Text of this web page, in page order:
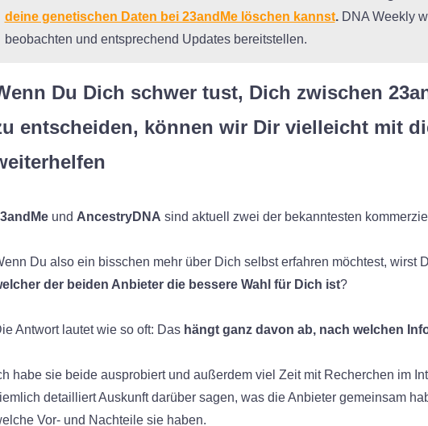
deine genetischen Daten bei 23andMe löschen kannst.DNA Weekly
beobachten und entsprechend Updates bereitstellen.
Du Dich schwer tust, Dich zwischen
entscheiden, können wir Dir vielleicht mit
und AncestryDNA sind aktuell zwei der bekanntesten
Du also ein bisschen mehr über Dich selbst erfahren möchtest, wirst
der beiden Anbieter die bessere Wahl für Dich ist?
Antwort lautet wie so oft: Das hängt ganz davon ab, nach welchen
habe sie beide ausprobiert und außerdem viel Zeit mit Recherchen im
detailliert Auskunft darüber sagen, was die Anbieter gemeinsam
Vor- und Nachteile sie haben.